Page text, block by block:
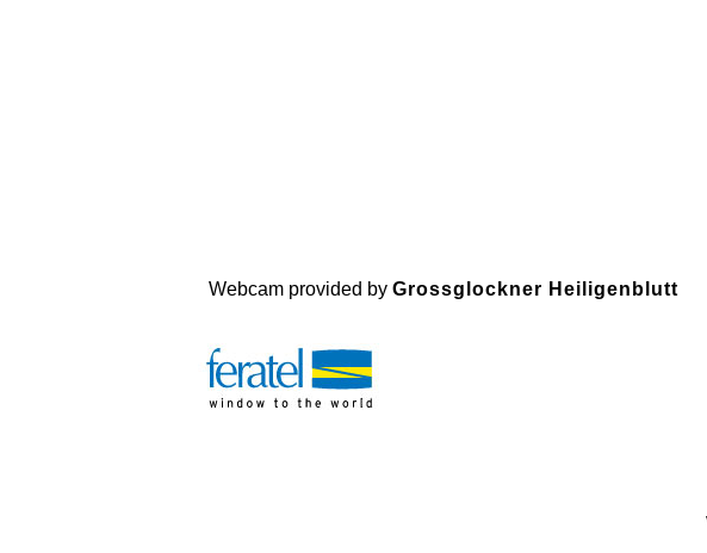
Webcam provided by Grossglockner Heiligenblutt